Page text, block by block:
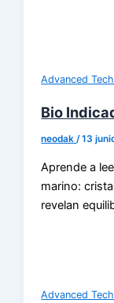
Advanced
Bio
neodak/13
Aprende a
marino:
revelan
Advanced